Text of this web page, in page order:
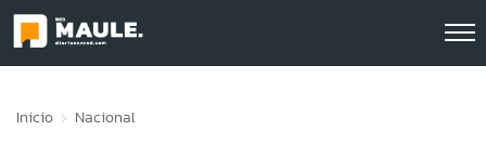
Inicio Nacional